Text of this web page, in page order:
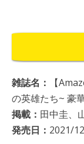
雑誌名：
【
の英雄たち~ 豪
掲載： 田中圭、
発売日： 2021/